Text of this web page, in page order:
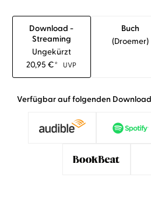
Download -
Streaming
Ungekürzt
20,95€* UVP
Buch
(droemer)
Verfügbar auf folgenden